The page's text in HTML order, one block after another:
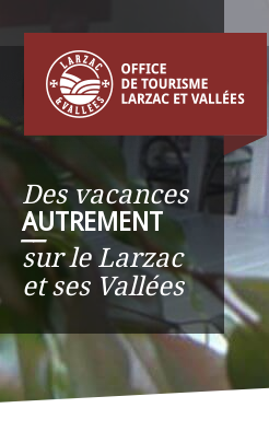
Des vacances
AUTREMENT
__
sur le Larzac
et ses Vallées